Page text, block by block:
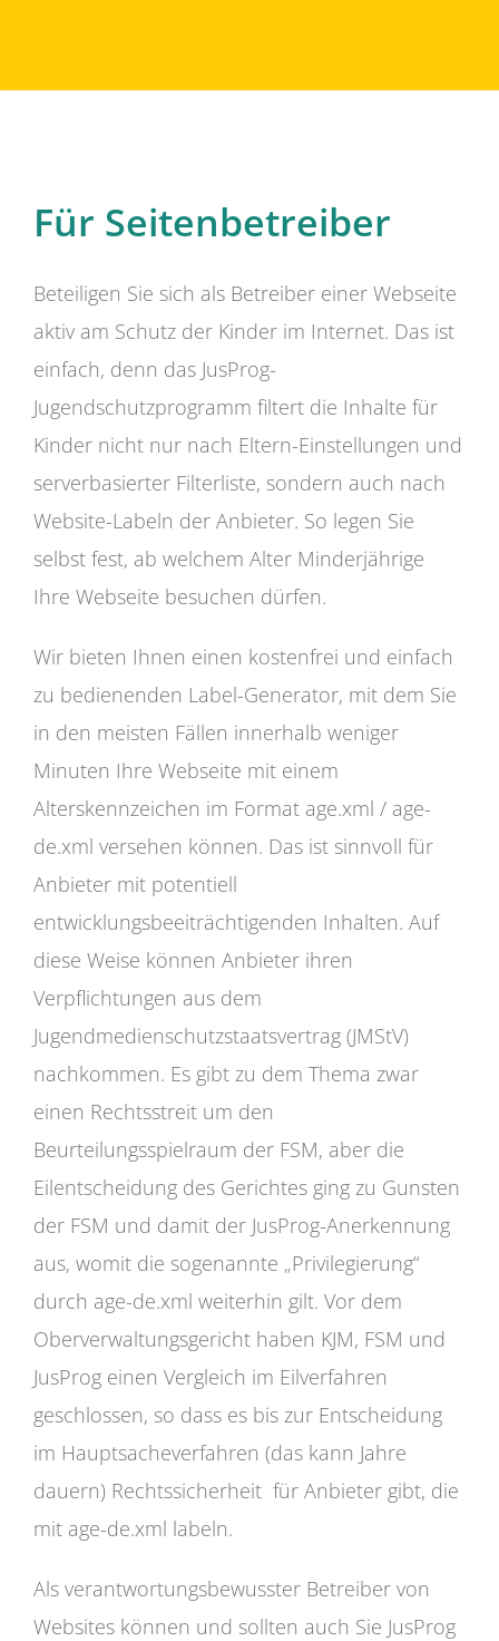
Für Seitenbetreiber
Beteiligen Sie sich als Betreiber einer Webseite
aktiv am Schutz der Kinder im Internet. Das ist
einfach, denn das JusProg-
Jugendschutzprogramm filtert die Inhalte für
Kinder nicht nur nach Eltern-Einstellungen und
serverbasierter Filterliste, sondern auch nach
Website-Labeln der Anbieter. So legen Sie
selbst fest, ab welchem Alter Minderjährige
Ihre Webseite besuchen dürfen.
Wir bieten Ihnen einen kostenfrei und einfach
zu bedienenden Label-Generator, mit dem Sie
in den meisten Fällen innerhalb weniger
Minuten Ihre Webseite mit einem
Alterskennzeichen im Format age.xml / age-
de.xml versehen können. Das ist sinnvoll für
Anbieter mit potentiell
entwicklungsbeeiträchtigenden Inhalten. Auf
diese Weise können Anbieter ihren
Verpflichtungen aus dem
Jugendmedienschutzstaatsvertrag (JMStV)
nachkommen. Es gibt zu dem Thema zwar
einen Rechtsstreit um den
Beurteilungsspielraum der FSM, aber die
Eilentscheidung des Gerichtes ging zu Gunsten
der FSM und damit der JusProg-Anerkennung
aus, womit die sogenannte „Privilegierung“
durch age-de.xml weiterhin gilt. Vor dem
Oberverwaltungsgericht haben KJM, FSM und
JusProg einen Vergleich im Eilverfahren
geschlossen, so dass es bis zur Entscheidung
im Hauptsacheverfahren (das kann Jahre
dauern) Rechtssicherheit für Anbieter gibt, die
mit age-de.xml labeln.
Als verantwortungsbewusster Betreiber von
Websites können und sollten auch Sie JusProg